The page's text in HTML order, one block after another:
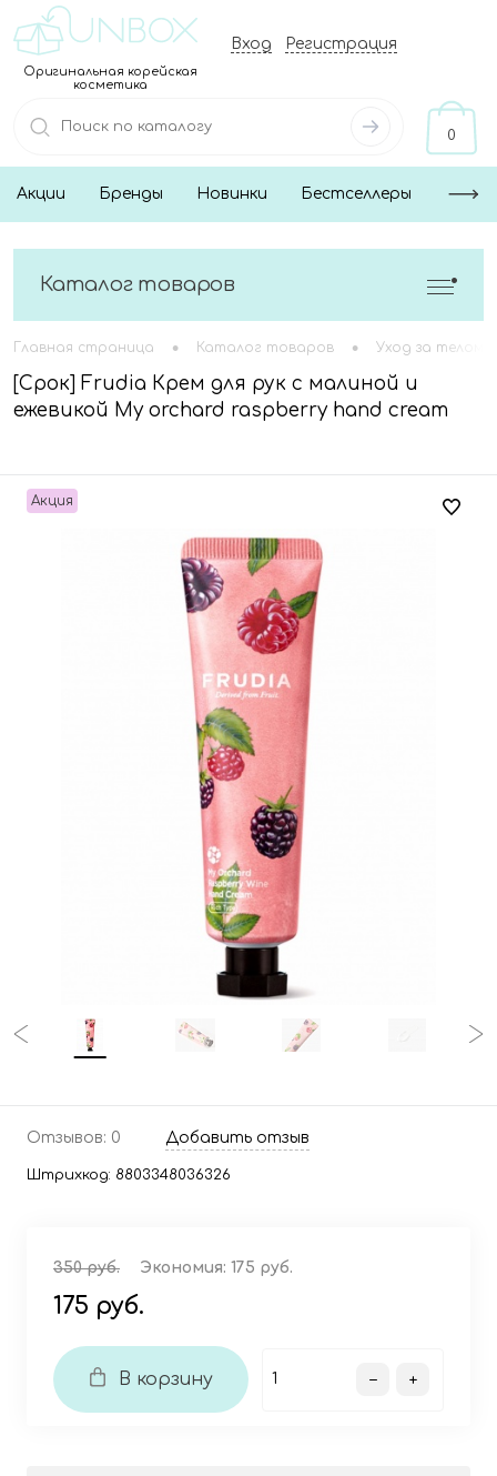
Оригинальная корейская
косметика
Вход Регистрация
0
Акции Бренды Новинки Бестселлеры
Каталог товаров
Главная страница • Каталог товаров • Уход за телом
[Срок] Frudia Крем для рук с малиной и
ежевикой My orchard raspberry hand cream
Акция
Отзывов: 0 Добавить отзыв
Штрихкод: 8803348036326
350 руб. Экономия: 175 руб.
175 руб.
В корзину